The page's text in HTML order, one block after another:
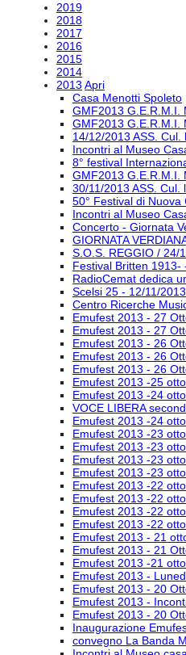
2019
2018
2017
2016
2015
2014
2013 Apri
Casa Menotti Spoleto
GMF2013 G.E.R.M.I.
GMF2013 G.E.R.M.I.
14/12/2013 ASS. Cul.
Incontri al Museo
8° festival
GMF2013 G.E.R.M.I.
30/11/2013 ASS. Cul.
50° Festival di Nuova
Incontri al Museo
Concerto - Giornata
GIORNATA
S.O.S. REGGIO / 24/
Festival Britten 1913-
RadioCemat dedica
Scelsi 25 - 12/11/2013
Centro Ricerche
Emufest 2013 - 27
Emufest 2013 - 27
Emufest 2013 - 26
Emufest 2013 - 26
Emufest 2013 - 26
Emufest 2013 -25
Emufest 2013 -24
VOCE LIBERA
Emufest 2013 -24
Emufest 2013 -23
Emufest 2013 -23
Emufest 2013 -23
Emufest 2013 -23
Emufest 2013 -22
Emufest 2013 -22
Emufest 2013 -22
Emufest 2013 -22
Emufest 2013 - 21
Emufest 2013 - 21
Emufest 2013 -21
Emufest 2013 -
Emufest 2013 - 20
Emufest 2013 -
Emufest 2013 - 20
Inaugurazione
convegno La Banda